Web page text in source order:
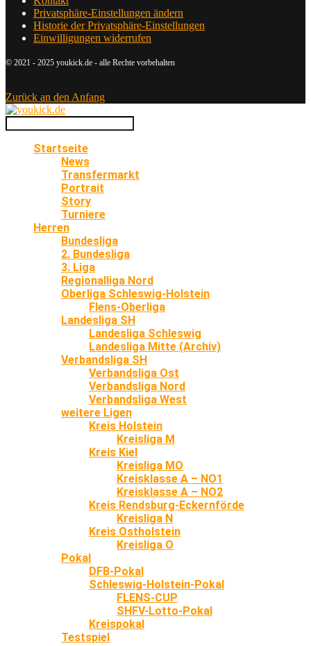
Privatsphäre-Einstellungen ändern
Historie der Privatsphäre-Einstellungen
Einwilligungen widerrufen
© 2021 - 2025 youkick.de - alle Rechte vorbehalten
Zurück an den Anfang
Startseite
News
Transfermarkt
Portrait
Story
Turniere
Herren
Bundesliga
2. Bundesliga
3. Liga
Regionalliga Nord
Oberliga Schleswig-Holstein
Flens-Oberliga
Landesliga SH
Landesliga Schleswig
Landesliga Mitte (Archiv)
Verbandsliga SH
Verbandsliga Ost
Verbandsliga Nord
Verbandsliga West
weitere Ligen
Kreis Holstein
Kreisliga M
Kreis Kiel
Kreisliga MO
Kreisklasse A – NO1
Kreisklasse A – NO2
Kreis Rendsburg-Eckernförde
Kreisliga N
Kreis Ostholstein
Kreisliga O
Pokal
DFB-Pokal
Schleswig-Holstein-Pokal
FLENS-CUP
SHFV-Lotto-Pokal
Kreispokal
Testspiel